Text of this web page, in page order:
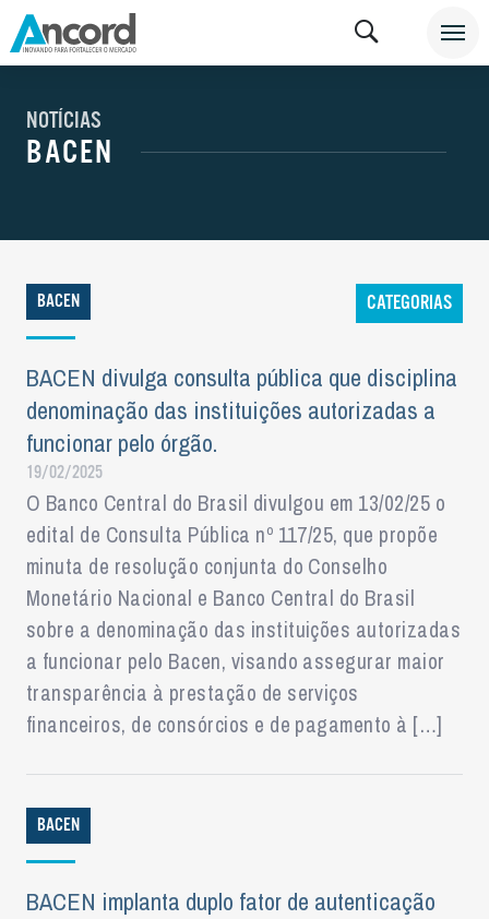
NOTÍCIAS
BACEN
CATEGORIAS
BACEN
BACEN divulga consulta pública que disciplina
denominação das instituições autorizadas a
funcionar pelo órgão.
19/02/2025
O Banco Central do Brasil divulgou em 13/02/25 o
edital de Consulta Pública nº 117/25, que propõe
minuta de resolução conjunta do Conselho
Monetário Nacional e Banco Central do Brasil
sobre a denominação das instituições autorizadas
a funcionar pelo Bacen, visando assegurar maior
transparência à prestação de serviços
financeiros, de consórcios e de pagamento à […]
BACEN
BACEN implanta duplo fator de autenticação